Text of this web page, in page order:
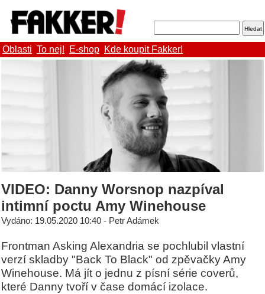
Oblasti To nej! E-shop Kde koupit Fakker!
VIDEO: Danny Worsnop nazpíval
intimní poctu Amy Winehouse
Vydáno: 19.05.2020 10:40 - Petr Adámek
Frontman Asking Alexandria se pochlubil vlastní
verzí skladby "Back To Black" od zpěvačky Amy
Winehouse. Má jít o jednu z písní série coverů,
které Danny tvoří v čase domácí izolace.